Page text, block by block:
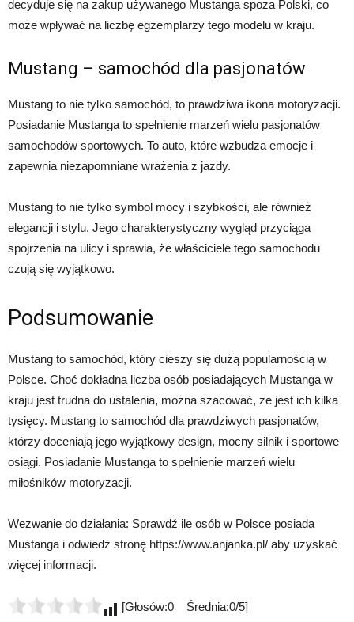
decyduje się na zakup używanego Mustanga spoza Polski, co
może wpływać na liczbę egzemplarzy tego modelu w kraju.
Mustang – samochód dla pasjonatów
Mustang to nie tylko samochód, to prawdziwa ikona motoryzacji.
Posiadanie Mustanga to spełnienie marzeń wielu pasjonatów
samochodów sportowych. To auto, które wzbudza emocje i
zapewnia niezapomniane wrażenia z jazdy.
Mustang to nie tylko symbol mocy i szybkości, ale również
elegancji i stylu. Jego charakterystyczny wygląd przyciąga
spojrzenia na ulicy i sprawia, że właściciele tego samochodu
czują się wyjątkowo.
Podsumowanie
Mustang to samochód, który cieszy się dużą popularnością w
Polsce. Choć dokładna liczba osób posiadających Mustanga w
kraju jest trudna do ustalenia, można szacować, że jest ich kilka
tysięcy. Mustang to samochód dla prawdziwych pasjonatów,
którzy doceniają jego wyjątkowy design, mocny silnik i sportowe
osiągi. Posiadanie Mustanga to spełnienie marzeń wielu
miłośników motoryzacji.
Wezwanie do działania: Sprawdź ile osób w Polsce posiada
Mustanga i odwiedź stronę https://www.anjanka.pl/ aby uzyskać
więcej informacji.
[Głosów:0 Średnia:0/5]